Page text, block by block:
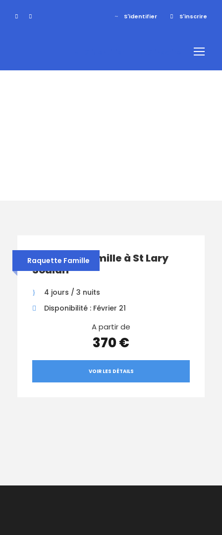
S'identifier S'inscrire
Raquette Famille
Raquette Famille à St Lary
Soulan
4 jours / 3 nuits
Disponibilité : Février 21
A partir de
370 €
VOIR LES DÉTAILS